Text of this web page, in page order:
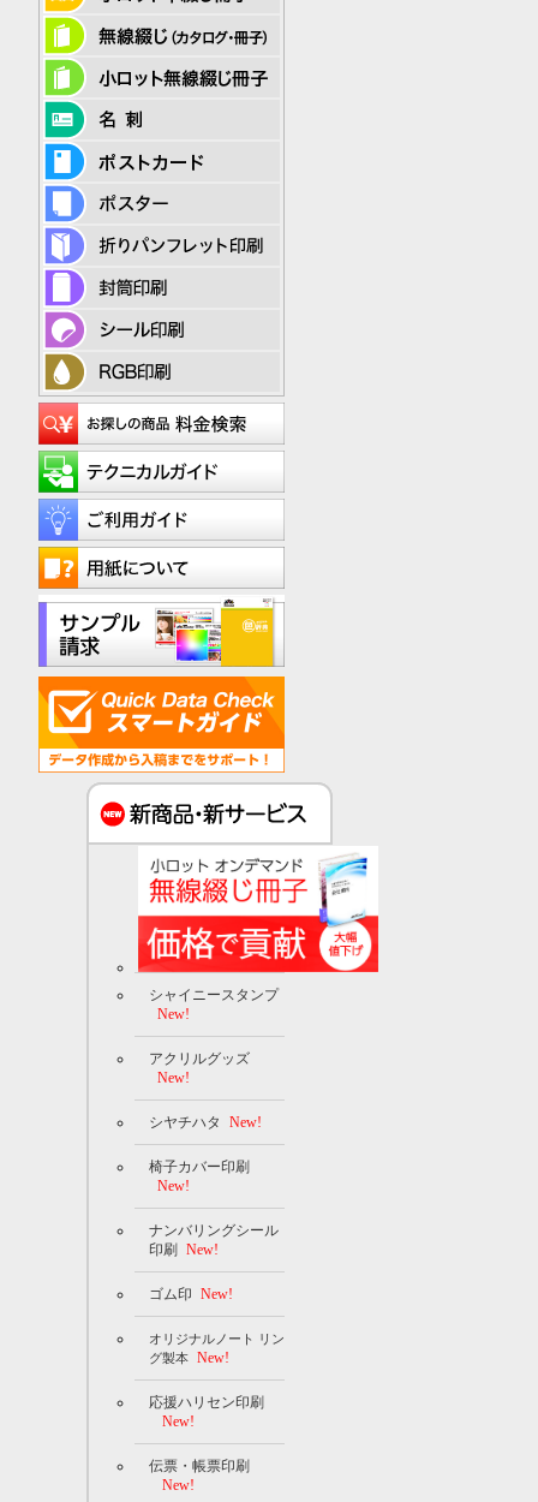
シャイニースタンプ
New!
アクリルグッズ
New!
シヤチハタ New!
椅子カバー印刷
New!
ナンバリングシール
印刷
New!
ゴム印 New!
オリジナルノート リン
グ製本 New!
応援ハリセン印刷
New!
伝票・帳票印刷
New!